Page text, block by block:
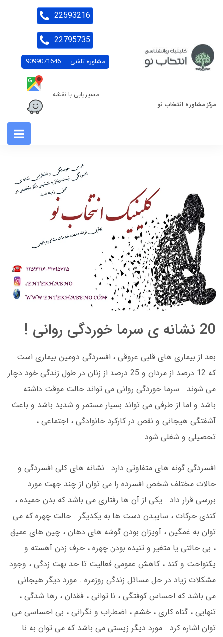
مرکز مشاوره انتخاب نو
مشاوره تلفنی 9099071646
مسیریابی با نقشه
22593216
22795735
20 نشانه ی سرما خوردگی روانی !
بعد از بیماری های قلبی عروقی ، افسردگی دومین بیماری است
که 12 درصد از مردان و 25 درصد از زنان در طول زندگی خود دچار
می شوند . سرما خوردگی روانی می تواند حالت موقت داشته
باشد و اما از طرفی می تواند بسیار مستمر و شدید باشد و باعث
آشفتگی هیجانی و نقص در کارکرد خانوادگی ، اجتماعی ،
تحصیلی و شغلی شود .
افسردگی گونه های متفاوتی دارد . نشانه های کلی افسردگی و
حالات مختلف شخص افسرده را می توان از چند جهت مورد
بررسی قرار داد . یکی از آن ها رفتاری می باشد که بدن خمیده ،
کندی حرکات ، ساییدن دست ها به یکدیگر . حالت چهره که می
توان به غمگین ، آویزان بودن گوشه های دهان ، چین های عمیق
، بی حالتی یا متغیر و تنیده بودن چهره ، حرف زدن آهسته و
یکنواخت و کند ، کاهش عمومی فعالیت تا حد بهت زدگی ، وجود
مشکلات زیاد در حل مسائل زندگی روزمره . مورد دیگر هیجانی
می باشد که احساس کوفتگی ، نا توانی ، فقدان ، رها شدگی ،
تنهایی ، گناه کاری ، خشم ، اضطراب و نگرانی ، بی احساسی می
توان اشاره کرد . مورد دیگر زیستی می باشد که می توان به نا